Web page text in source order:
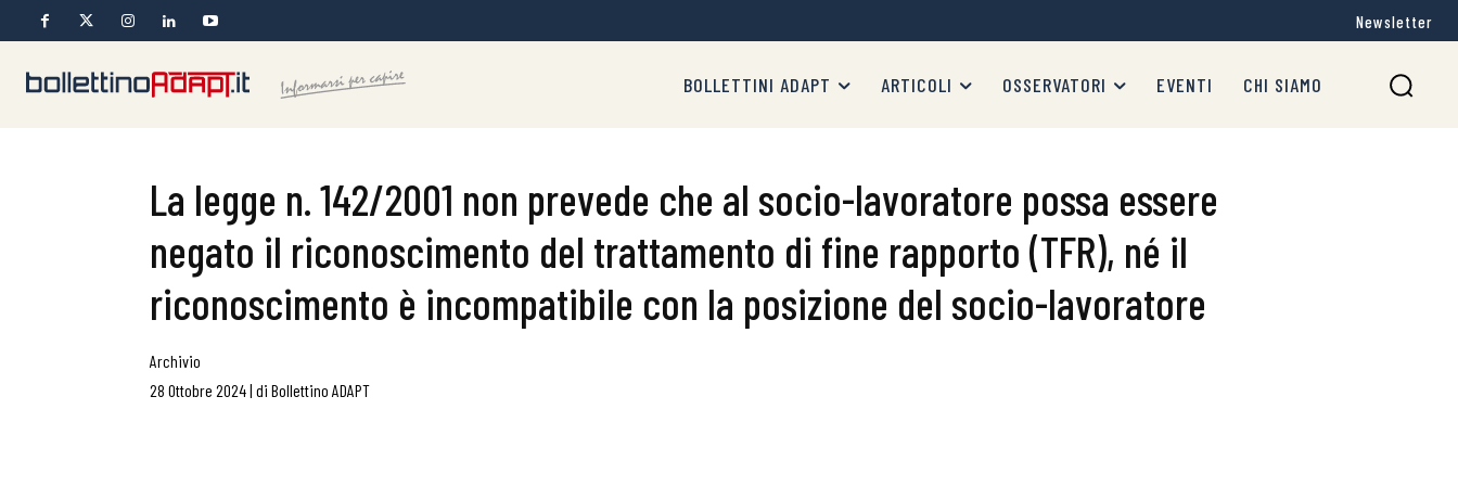
Newsletter
BOLLETTINI ADAPT ARTICOLI OSSERVATORI EVENTI CHI SIAMO
La legge n. 142/2001 non prevede che al socio-lavoratore possa essere
negato il riconoscimento del trattamento di fine rapporto (TFR), né il
riconoscimento è incompatibile con la posizione del socio-lavoratore
Archivio
28 Ottobre 2024| di Bollettino ADAPT